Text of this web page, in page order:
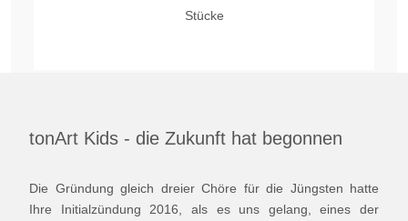
Stücke
tonArt Kids - die Zukunft hat begonnen
Die Gründung gleich dreier Chöre für die Jüngsten hatte
Ihre Initialzündung 2016, als es uns gelang, eines der